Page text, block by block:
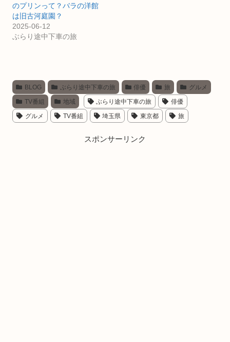
のプリンって？バラの洋館
は旧古河庭園？
2025-06-12
ぶらり途中下車の旅
BLOG ぶらり途中下車の旅 俳優 旅 グルメ
TV番組 地域 ぶらり途中下車の旅 俳優
グルメ TV番組 埼玉県 東京都 旅
スポンサーリンク